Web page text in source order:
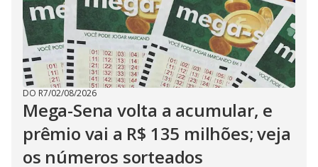
DO R7/02/08/2026
Mega-Sena volta a acumular, e
prêmio vai a R$ 135 milhões; veja
os números sorteados